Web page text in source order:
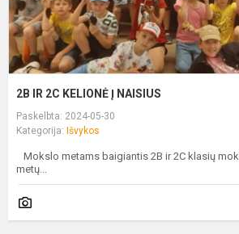
2B IR 2C KELIONĖ Į NAISIUS
Paskelbta: 2024-05-30
Kategorija: Išvykos
Mokslo metams baigiantis 2B ir 2C klasių
metų...